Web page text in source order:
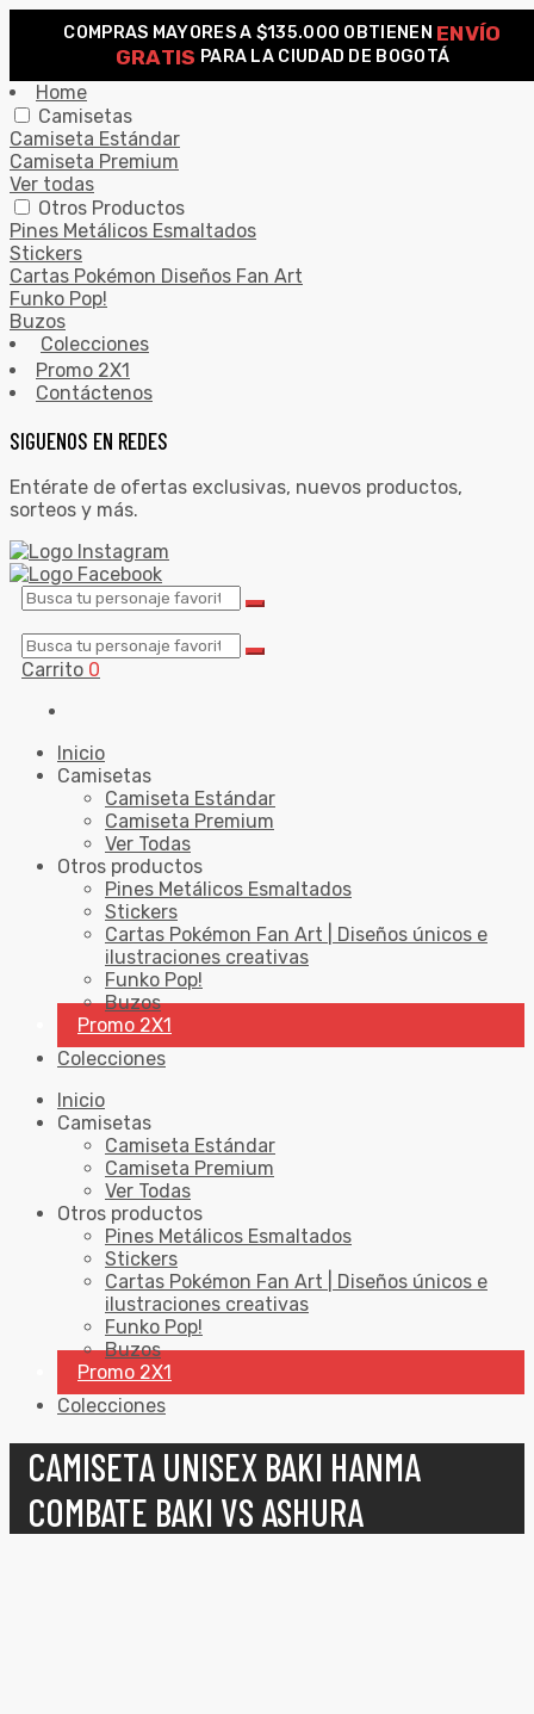
COMPRAS MAYORES A $135.000 OBTIENEN ENVÍO
GRATIS PARA LA CIUDAD DE BOGOTÁ
SEARCH
Home
Camisetas
Camiseta Estándar
Camiseta Premium
Ver todas
Otros Productos
Pines Metálicos Esmaltados
Stickers
Cartas Pokémon Diseños Fan Art
Funko Pop!
Buzos
Colecciones
Promo 2X1
Contáctenos
SIGUENOS EN REDES
Entérate de ofertas exclusivas, nuevos productos,
sorteos y más.
Carrito 0
Inicio
Camisetas
Camiseta Estándar
Camiseta Premium
Ver Todas
Otros productos
Pines Metálicos Esmaltados
Stickers
Cartas Pokémon Fan Art | Diseños únicos e
ilustraciones creativas
Funko Pop!
Buzos
Promo 2X1
Colecciones
Inicio
Camisetas
Camiseta Estándar
Camiseta Premium
Ver Todas
Otros productos
Pines Metálicos Esmaltados
Stickers
Cartas Pokémon Fan Art | Diseños únicos e
ilustraciones creativas
Funko Pop!
Buzos
Promo 2X1
Colecciones
CAMISETA UNISEX BAKI HANMA
COMBATE BAKI VS ASHURA